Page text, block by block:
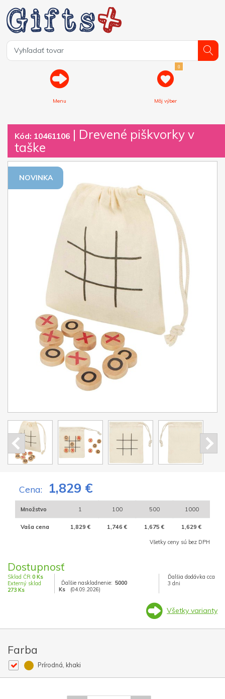
Menu
0
Môj výber
Kód: 10461106 | Drevené piškvorky v
taške
NOVINKA
Cena: 1,829 €
Množstvo 1 100 500 1000
Vaša cena 1,829 € 1,746 € 1,675 € 1,629 €
Všetky ceny sú bez DPH
Dostupnosť
Sklad ČR 0 Ks
Externý sklad
273 Ks
Ďalšie naskladnenie: 5000
Ks
(04.09.2026)
Ďalšia dodávka cca
3 dni
Všetky varianty
Farba
Prírodná, khaki